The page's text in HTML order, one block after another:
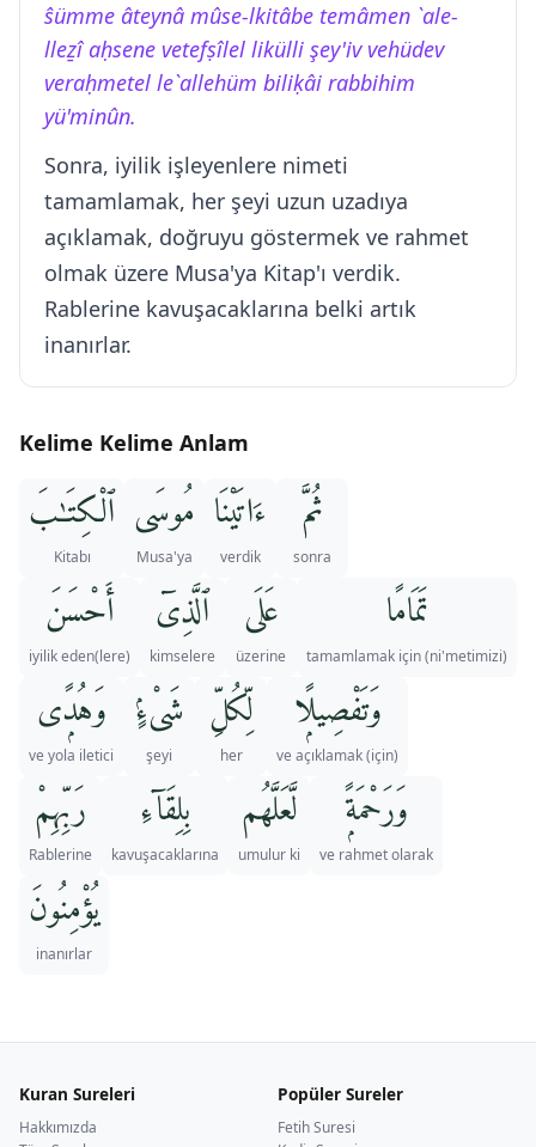
ŝümme âteynâ mûse-lkitâbe temâmen `ale-
lleẕî aḥsene vetefṣîlel likülli şey'iv vehüdev
veraḥmetel le`allehüm biliḳâi rabbihim
yü'minûn.
Sonra, iyilik işleyenlere nimeti
tamamlamak, her şeyi uzun uzadıya
açıklamak, doğruyu göstermek ve rahmet
olmak üzere Musa'ya Kitap'ı verdik.
Rablerine kavuşacaklarına belki artık
inanırlar.
Kelime Kelime Anlam
ثُمَّ
sonra
ءَاتَيْنَا
verdik
مُوسَى
Musa'ya
ٱلْكِتَـٰبَ
Kitabı
تَمَامًا
(ni'metimizi) tamamlamak için
عَلَى
üzerine
ٱلَّذِىٓ
kimselere
أَحْسَنَ
iyilik eden(lere)
وَتَفْصِيلًۭا
ve açıklamak (için)
لِّكُلِّ
her
شَىْءٍۢ
şeyi
وَهُدًۭى
ve yola iletici
وَرَحْمَةًۭ
ve rahmet olarak
لَّعَلَّهُم
umulur ki
بِلِقَآءِ
kavuşacaklarına
رَبِّهِمْ
Rablerine
يُؤْمِنُونَ
inanırlar
Kuran Sureleri
Hakkımızda
Popüler Sureler
Fetih Suresi